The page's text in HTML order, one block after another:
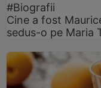
#Biografii
Cine a fost
sedus-o pe Maria